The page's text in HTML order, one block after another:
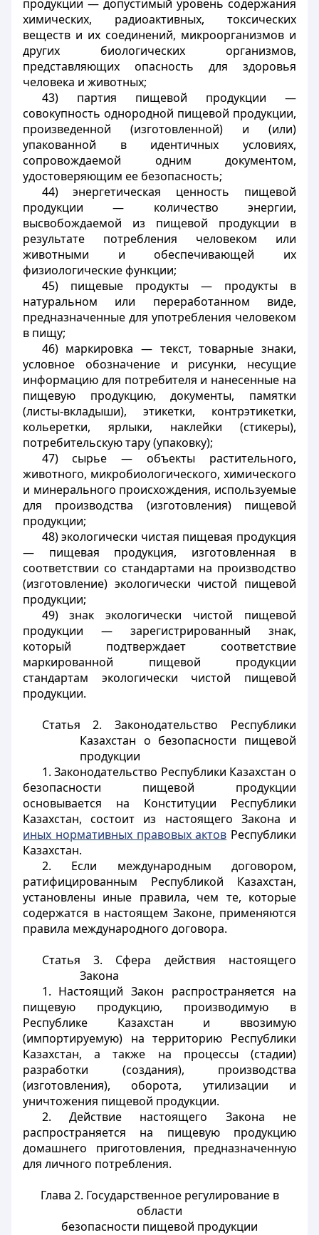
продукции — допустимый уровень содержания
химических, радиоактивных, токсических
веществ и их соединений, микроорганизмов и
других биологических организмов,
представляющих опасность для здоровья
человека и животных;
43) партия пищевой продукции —
совокупность однородной пищевой продукции,
произведенной (изготовленной) и (или)
упакованной в идентичных условиях,
сопровождаемой одним документом,
удостоверяющим ее безопасность;
44) энергетическая ценность пищевой
продукции — количество энергии,
высвобождаемой из пищевой продукции в
результате потребления человеком или
животными и обеспечивающей их
физиологические функции;
45) пищевые продукты — продукты в
натуральном или переработанном виде,
предназначенные для употребления человеком
в пищу;
46) маркировка — текст, товарные знаки,
условное обозначение и рисунки, несущие
информацию для потребителя и нанесенные на
пищевую продукцию, документы, памятки
(листы-вкладыши), этикетки, контрэтикетки,
кольеретки, ярлыки, наклейки (стикеры),
потребительскую тару (упаковку);
47) сырье — объекты растительного,
животного, микробиологического, химического
и минерального происхождения, используемые
для производства (изготовления) пищевой
продукции;
48) экологически чистая пищевая продукция
— пищевая продукция, изготовленная в
соответствии со стандартами на производство
(изготовление) экологически чистой пищевой
продукции;
49) знак экологически чистой пищевой
продукции — зарегистрированный знак,
который подтверждает соответствие
маркированной пищевой продукции
стандартам экологически чистой пищевой
продукции.
Статья 2.Законодательство Республики
Казахстан о безопасности пищевой
продукции
1. Законодательство Республики Казахстан о
безопасности пищевой продукции
основывается на Конституции Республики
Казахстан, состоит из настоящего Закона и
иных нормативных правовых актов Республики
Казахстан.
2. Если международным договором,
ратифицированным Республикой Казахстан,
установлены иные правила, чем те, которые
содержатся в настоящем Законе, применяются
правила международного договора.
Статья 3. Сфера действия настоящего
Закона
1. Настоящий Закон распространяется на
пищевую продукцию, производимую в
Республике Казахстан и ввозимую
(импортируемую) на территорию Республики
Казахстан, а также на процессы (стадии)
разработки (создания), производства
(изготовления), оборота, утилизации и
уничтожения пищевой продукции.
2. Действие настоящего Закона не
распространяется на пищевую продукцию
домашнего приготовления, предназначенную
для личного потребления.
Глава 2. Государственное регулирование в
области
безопасности пищевой продукции